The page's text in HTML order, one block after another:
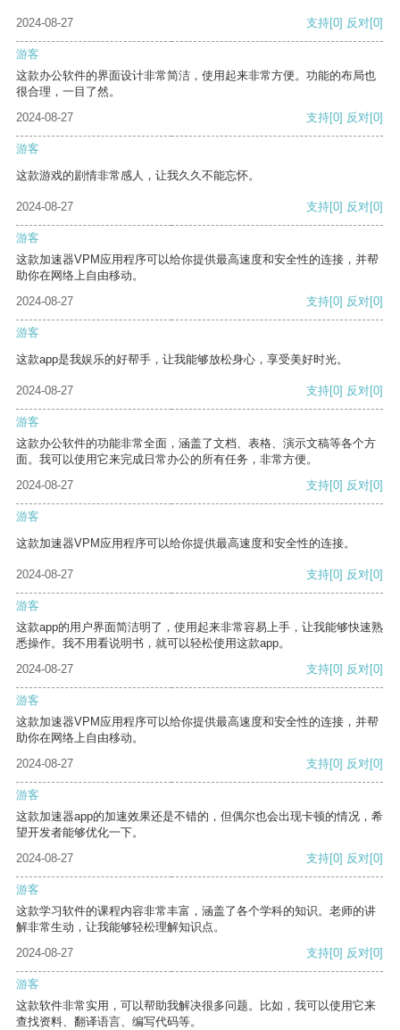
2024-08-27 支持[0] 反对[0]
游客
这款办公软件的界面设计非常简洁，使用起来非常方便。功能的布局也
很合理，一目了然。
2024-08-27
支持[0] 反对[0]
游客
这款游戏的剧情非常感人，让我久久不能忘怀。
2024-08-27 支持[0] 反对[0]
游客
这款加速器VPM应用程序可以给你提供最高速度和安全性的连接，并帮
助你在网络上自由移动。
2024-08-27
支持[0] 反对[0]
游客
这款app是我娱乐的好帮手，让我能够放松身心，享受美好时光。
2024-08-27 支持[0] 反对[0]
游客
这款办公软件的功能非常全面，涵盖了文档、表格、演示文稿等各个方
面。我可以使用它来完成日常办公的所有任务，非常方便。
2024-08-27
支持[0] 反对[0]
游客
这款加速器VPM应用程序可以给你提供最高速度和安全性的连接。
2024-08-27 支持[0] 反对[0]
游客
这款app的用户界面简洁明了，使用起来非常容易上手，让我能够快速熟
悉操作。我不用看说明书，就可以轻松使用这款app。
2024-08-27
支持[0] 反对[0]
游客
这款加速器VPM应用程序可以给你提供最高速度和安全性的连接，并帮
助你在网络上自由移动。
2024-08-27
支持[0] 反对[0]
游客
这款加速器app的加速效果还是不错的，但偶尔也会出现卡顿的情况，希
望开发者能够优化一下。
2024-08-27
支持[0] 反对[0]
游客
这款学习软件的课程内容非常丰富，涵盖了各个学科的知识。老师的讲
解非常生动，让我能够轻松理解知识点。
2024-08-27
支持[0] 反对[0]
游客
这款软件非常实用，可以帮助我解决很多问题。比如，我可以使用它来
查找资料、翻译语言、编写代码等。